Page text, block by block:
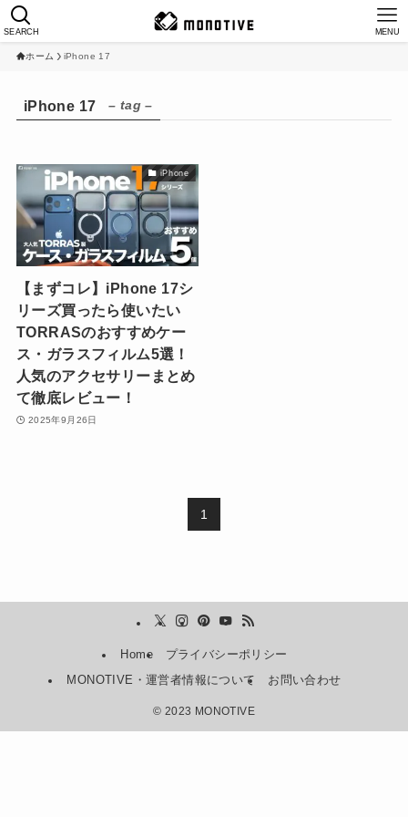
SEARCH MENU
ホーム iPhone 17
iPhone 17 – tag –
iPhone
【まずコレ】iPhone 17シ
リーズ買ったら使いたい
TORRASのおすすめケー
ス・ガラスフィルム5選！
人気のアクセサリーまとめ
て徹底レビュー！
2025年9月26日
1
Home
プライバシーポリシー
MONOTIVE・運営者情報について
お問い合わせ
© 2023 MONOTIVE